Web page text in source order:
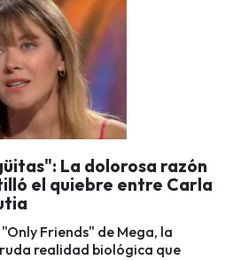
La dolorosa razón
el quiebre entre Carla
Friends" de Mega, la
realidad biológica que